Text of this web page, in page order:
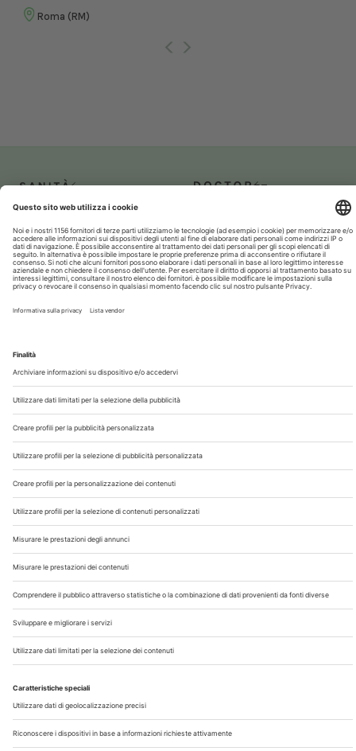
Roma (RM)
Chi Siamo
Contatti
Note Legali
Privacy
©2026 Edra S.p.a | www.edraspa.it | P.iva 08056040960
| Tel. 02/881841 | Sede legale: Viale Enrico Forlanini 21 -